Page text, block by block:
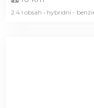
2.4 l obsah • hybridní -